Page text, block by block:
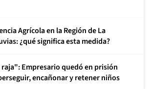
Agrícola en la Región de La
¿qué significa esta medida?
Empresario quedó en prisión
encañonar y retener niños